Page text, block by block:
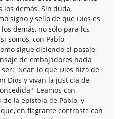
los demás. Sin duda,
signo y sello de que Dios es
demás, no sólo para los
somos, con Pablo,
sigue diciendo el pasaje
de embajadores hacia
"Sean lo que Dios hizo de
Dios y vivan la justicia de
Leamos con
la epístola de Pablo, y
en flagrante contraste con